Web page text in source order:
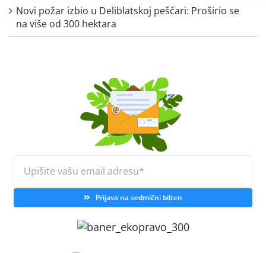
Novi požar izbio u Deliblatskoj peščari: Proširio se
na više od 300 hektara
Prijava na sedmični bilten